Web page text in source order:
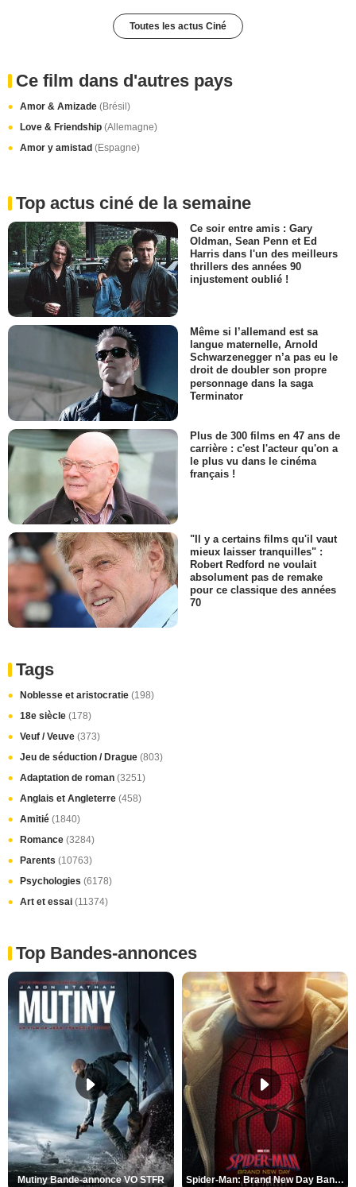
Toutes les actus Ciné
Ce film dans d'autres pays
Amor & Amizade (Brésil)
Love & Friendship (Allemagne)
Amor y amistad (Espagne)
Top actus ciné de la semaine
Ce soir entre amis : Gary
Oldman, Sean Penn et Ed
Harris dans l'un des meilleurs
thrillers des années 90
injustement oublié !
Même si l’allemand est sa
langue maternelle, Arnold
Schwarzenegger n’a pas eu le
droit de doubler son propre
personnage dans la saga
Terminator
Plus de 300 films en 47 ans de
carrière : c'est l'acteur qu'on a
le plus vu dans le cinéma
français !
"Il y a certains films qu'il vaut
mieux laisser tranquilles" :
Robert Redford ne voulait
absolument pas de remake
pour ce classique des années
70
Tags
Noblesse et aristocratie (198)
18e siècle (178)
Veuf / Veuve (373)
Jeu de séduction / Drague (803)
Adaptation de roman (3251)
Anglais et Angleterre (458)
Amitié (1840)
Romance (3284)
Parents (10763)
Psychologies (6178)
Art et essai (11374)
Top Bandes-annonces
Mutiny Bande-annonce VO STFR Spider-Man: Brand New Day Bande-annonce VO STFR